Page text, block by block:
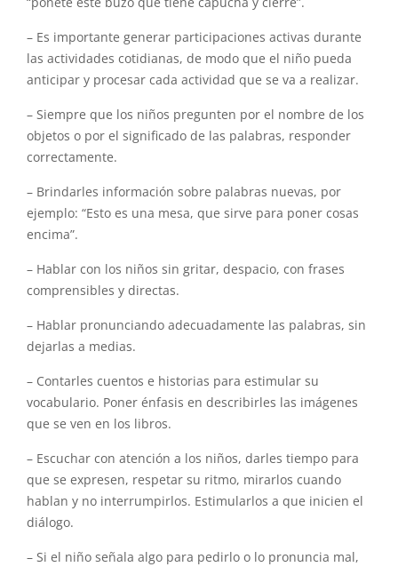
– Es importante generar participaciones activas durante
las actividades cotidianas, de modo que el niño pueda
anticipar y procesar cada actividad que se va a realizar.
– Siempre que los niños pregunten por el nombre de los
objetos o por el significado de las palabras, responder
correctamente.
– Brindarles información sobre palabras nuevas, por
ejemplo: “Esto es una mesa, que sirve para poner cosas
encima”.
– Hablar con los niños sin gritar, despacio, con frases
comprensibles y directas.
– Hablar pronunciando adecuadamente las palabras, sin
dejarlas a medias.
– Contarles cuentos e historias para estimular su
vocabulario. Poner énfasis en describirles las imágenes
que se ven en los libros.
– Escuchar con atención a los niños, darles tiempo para
que se expresen, respetar su ritmo, mirarlos cuando
hablan y no interrumpirlos. Estimularlos a que inicien el
diálogo.
– Si el niño señala algo para pedirlo o lo pronuncia mal,